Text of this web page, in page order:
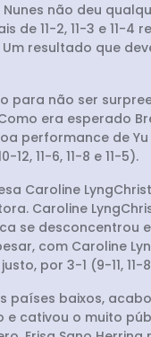
não deu
11-2, 11-3 e 11-
resultado que
para não ser
era esperado
performance de
11-6, 11-8 e 11-5).
Caroline
Caroline
se
com Caroline
por 3-1 (9-11, 11-
países baixos,
cativou o muito